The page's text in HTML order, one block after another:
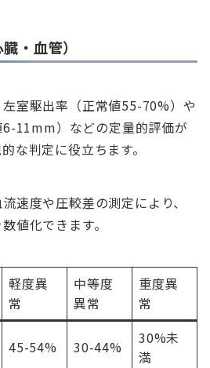
・血管）
室駆出率（正常値55-70%）や
11mm）などの定量的評価が
な判定に役立ちます。
速度や圧較差の測定により、
値化できます。
軽度異
常
中等度
異常
重度異
常
45-54% 30-44%
30%未
満